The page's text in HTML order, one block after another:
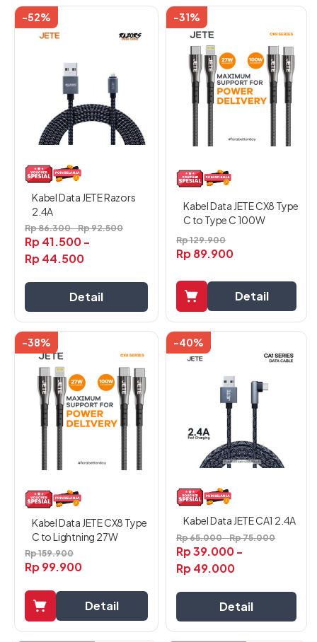
-52%
Kabel Data JETE Razors
2.4A
Rp86.300-Rp92.500
Rp41.500-
Rp44.500
Produk
beberapa
dapat
diambil
di
halaman
produk
Detail
-31%
Kabel Data JETE CX8 Type
C to Type C 100W
Rp129.900
Rp89.900
Detail
-38%
Kabel Data JETE CX8 Type
C to Lightning 27W
Rp159.900
Rp99.900
Detail
-40%
Kabel Data JETE CA1 2.4A
Rp65.000-Rp75.000
Rp39.000-
Rp49.000
Produk
ini
Pilihan
ini
dapat
di
halaman
produk
Detail